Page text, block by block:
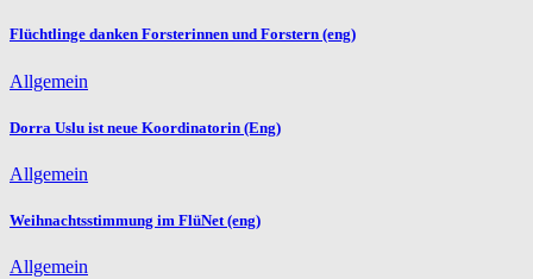
Flüchtlinge danken Forsterinnen und Forstern (eng)
Allgemein
Dorra Uslu ist neue Koordinatorin (Eng)
Allgemein
Weihnachtsstimmung im FlüNet (eng)
Allgemein